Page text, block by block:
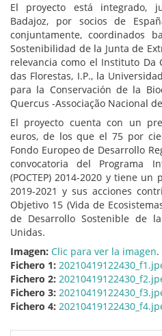
El proyecto está integrado,
Badajoz, por socios de
conjuntamente, coordinados
Sostenibilidad de la Junta de
relevancia como el Instituto Da
das Florestas, I.P., la
para la Conservación de la
Quercus -Associação Nacional
El proyecto cuenta con un
euros, de los que el 75 por
Fondo Europeo de Desarrollo
convocatoria del Programa
(POCTEP) 2014-2020 y tiene
2019-2021 y sus acciones
Objetivo 15 (Vida de
de Desarrollo Sostenible de
Unidas.
Imagen: Clic para ver la imagen.
Fichero 1:
Fichero 2:
Fichero 3:
Fichero 4: